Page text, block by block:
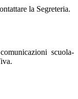
la Segreteria.
scuola-